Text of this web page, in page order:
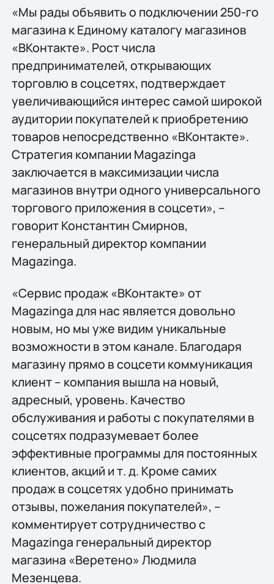
«Мы рады объявить о подключении 250-го
магазина к Единому каталогу магазинов
«ВКонтакте». Рост числа
предпринимателей, открывающих
торговлю в соцсетях, подтверждает
увеличивающийся интерес самой широкой
аудитории покупателей к приобретению
товаров непосредственно «ВКонтакте».
Стратегия компании Magazinga
заключается в максимизации числа
магазинов внутри одного универсального
торгового приложения в соцсети», –
говорит Константин Смирнов,
генеральный директор компании
Magazinga.
«Сервис продаж «ВКонтакте» от
Magazinga для нас является довольно
новым, но мы уже видим уникальные
возможности в этом канале. Благодаря
магазину прямо в соцсети коммуникация
клиент – компания вышла на новый,
адресный, уровень. Качество
обслуживания и работы с покупателями в
соцсетях подразумевает более
эффективные программы для постоянных
клиентов, акций и т. д. Кроме самих
продаж в соцсетях удобно принимать
отзывы, пожелания покупателей», –
комментирует сотрудничество с
Magazinga генеральный директор
магазина «Веретено» Людмила
Мезенцева.